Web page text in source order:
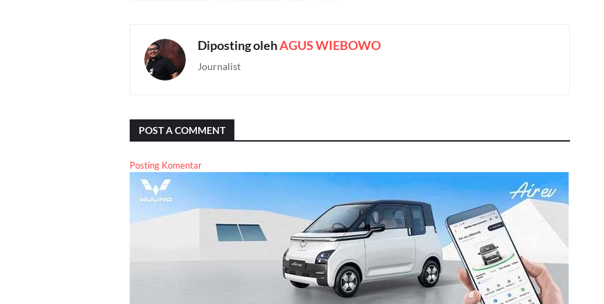
Diposting olehAGUS WIEBOWO
Journalist
POST A COMMENT
Posting Komentar